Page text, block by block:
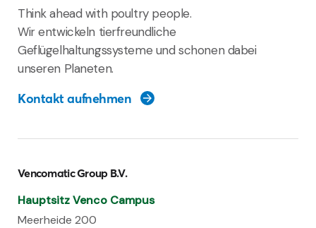
Think ahead with poultry people.
Wir entwickeln tierfreundliche
Geflügelhaltungssysteme und schonen dabei
unseren Planeten.
Kontakt aufnehmen
Vencomatic Group B.V.
Hauptsitz Venco Campus
Meerheide 200